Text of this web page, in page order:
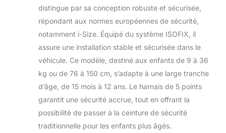
protections
latérales hautes et
renforcées (SPS)
absorbent l'énergie
choc latéral et
l'éloignent de votre
enfant. Elles
protègent les
épaules et les
hanches du bambin
en cas de collision.
distingue par sa conception robuste et sécurisée,
répondant aux normes européennes de sécurité,
notamment i-Size. Équipé du système ISOFIX, il
assure une installation stable et sécurisée dans le
véhicule. Ce modèle, destiné aux enfants de 9 à 36
kg ou de 76 à 150 cm, s’adapte à une large tranche
d’âge, de 15 mois à 12 ans. Le harnais de 5 points
garantit une sécurité accrue, tout en offrant la
possibilité de passer à la ceinture de sécurité
traditionnelle pour les enfants plus âgés.